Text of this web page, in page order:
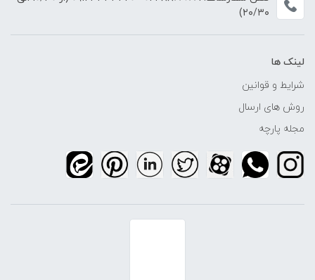
۲۰/۳۰)
لینک ها
شرایط و قوانین
روش های ارسال
مجله پارچه